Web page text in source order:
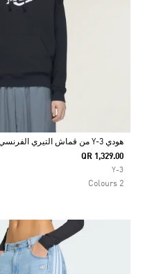
Selected
هودي Y-3 من قماش التيري الفرنسي بشعار سائل
QR 1,329.00
Y-3
2 Colours